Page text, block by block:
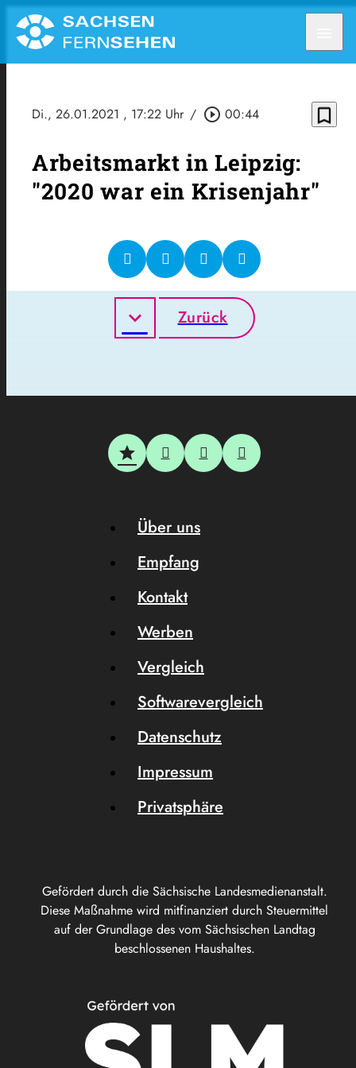
Di., 26.01.2021 , 17:22 Uhr / play_circle_outline 00:44 bookmark_border
Arbeitsmarkt in Leipzig:
"2020 war ein Krisenjahr"
Zurück
Gefördert durch die Sächsische Landesmedienanstalt.
Diese Maßnahme wird mitfinanziert durch Steuermittel
auf der Grundlage des vom Sächsischen Landtag
beschlossenen Haushaltes.
Über uns
Empfang
Kontakt
Werben
Vergleich
Softwarevergleich
Datenschutz
Impressum
Privatsphäre